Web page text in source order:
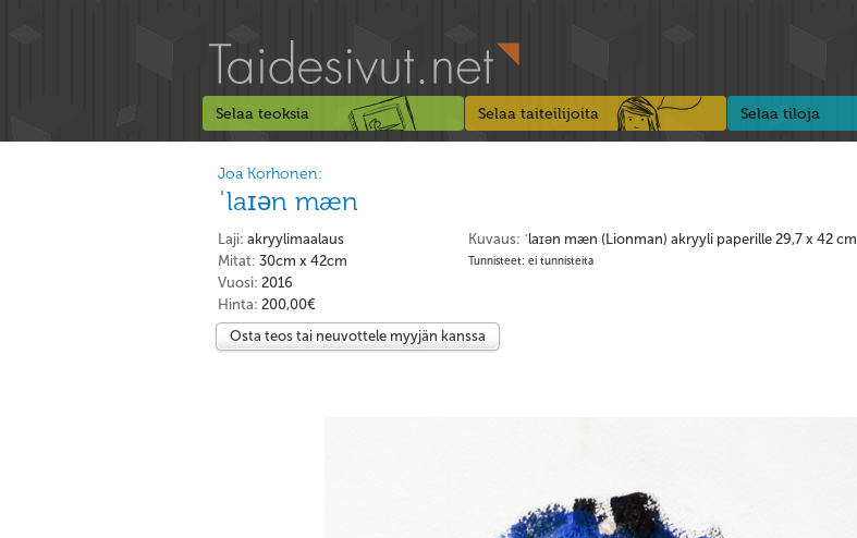
Selaa teoksia Selaa taiteilijoita Selaa tiloja
Joa Korhonen:
ˈlaɪən mæn
Kuvaus: ˈlaɪən mæn (Lionman) akryyli paperille 29,7 x 42 cm
Tunnisteet: ei tunnisteita
Laji: akryylimaalaus
Mitat: 30cm x 42cm
Vuosi: 2016
Hinta: 200,00€
Osta teos tai neuvottele myyjän kanssa